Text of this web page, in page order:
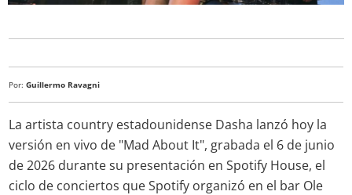
Por: Guillermo Ravagni
La artista country estadounidense Dasha lanzó hoy la
versión en vivo de "Mad About It", grabada el 6 de junio
de 2026 durante su presentación en Spotify House, el
ciclo de conciertos que Spotify organizó en el bar Ole